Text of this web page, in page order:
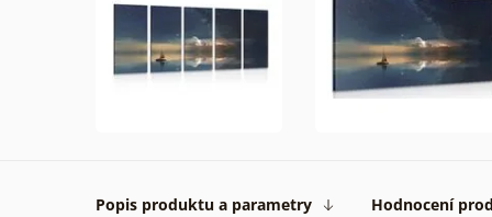
Popis produktu a parametry Hodnocení